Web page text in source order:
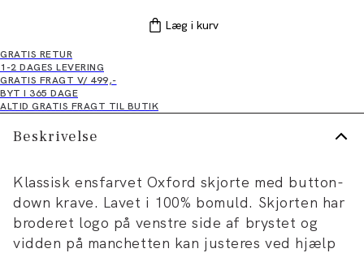
Læg i kurv
GRATIS RETUR
1-2 DAGES LEVERING
GRATIS FRAGT V/ 499,-
BYT I 365 DAGE
ALTID GRATIS FRAGT TIL BUTIK
Beskrivelse
Klassisk ensfarvet Oxford skjorte med button-
down krave. Lavet i 100% bomuld. Skjorten har
broderet logo på venstre side af brystet og
vidden på manchetten kan justeres ved hjælp